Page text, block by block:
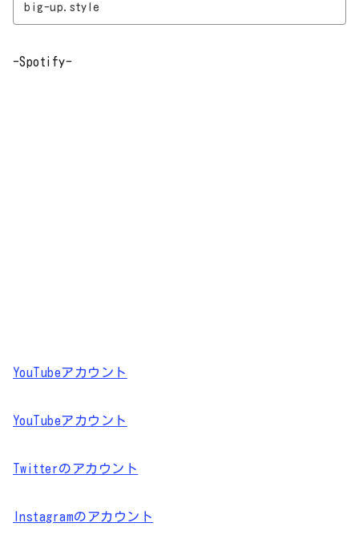
big-up.style
-Spotify-
YouTubeアカウント
YouTubeアカウント
Twitterのアカウント
Instagramのアカウント